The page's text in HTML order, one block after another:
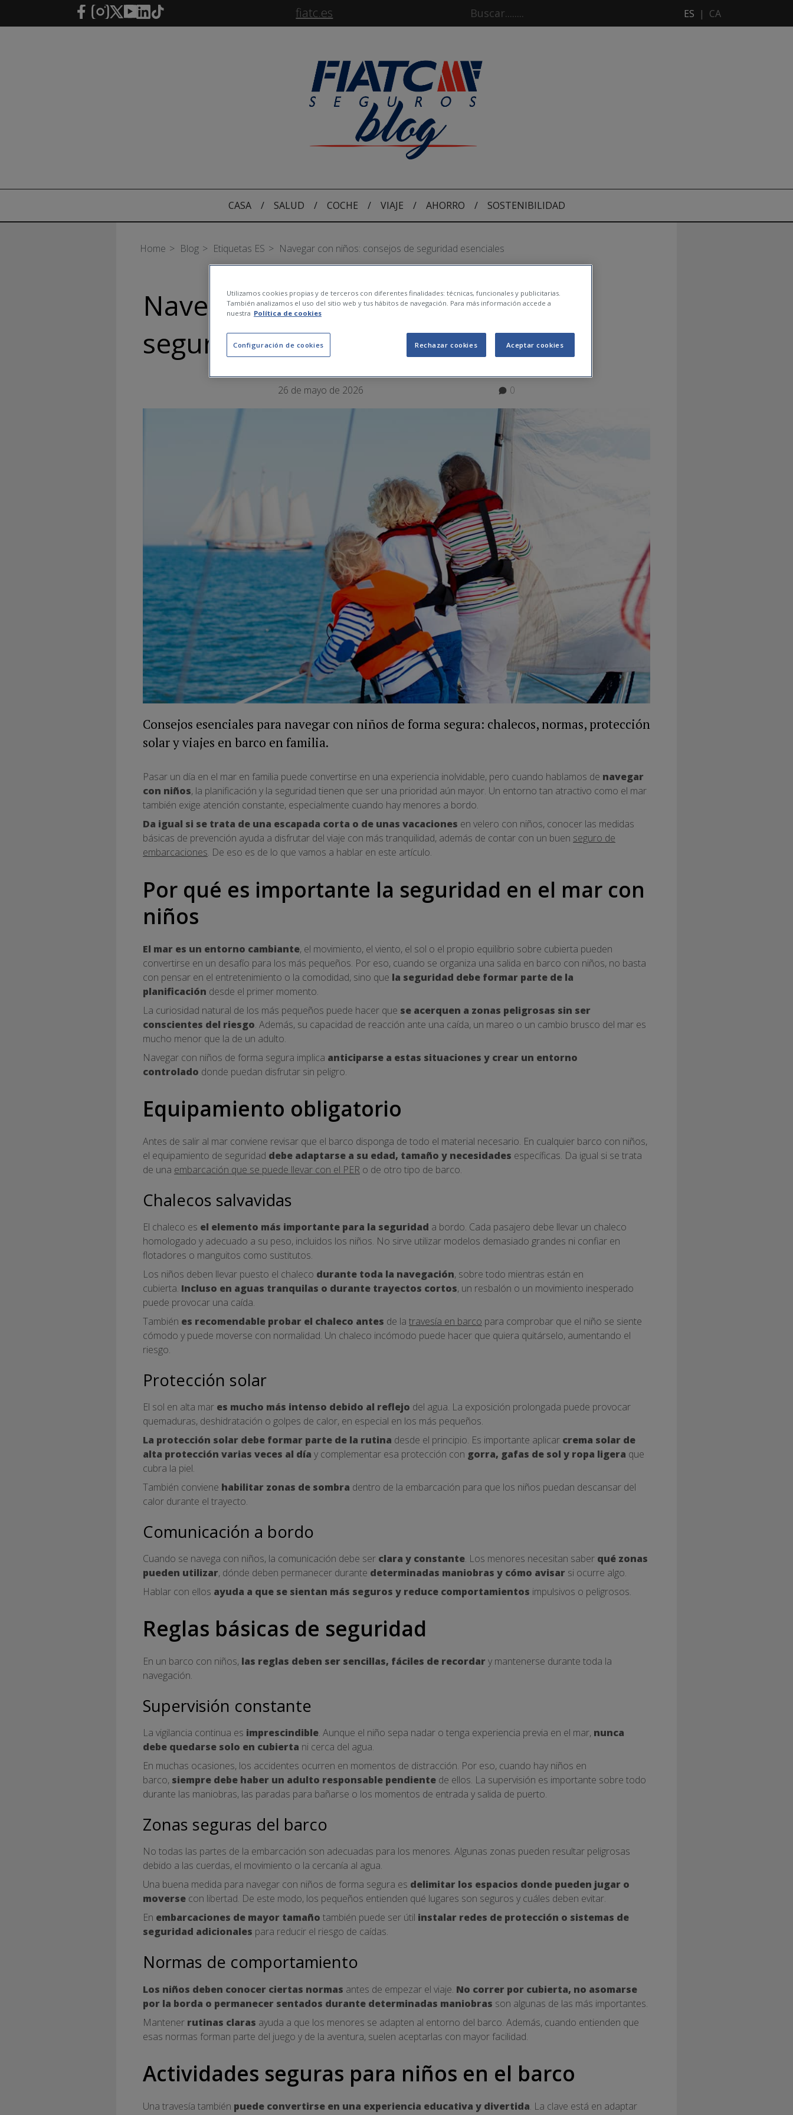
Saltar al contenido principal fiatc.es ES | CA
CASA / SALUD / COCHE / VIAJE / AHORRO / SOSTENIBILIDAD
Home Blog Etiquetas ES Navegar con niños: consejos de seguridad esenciales
Navegar con niños: consejos de
seguridad esenciales
26 de mayo de 2026 0
Consejos esenciales para navegar con niños de forma segura: chalecos, normas, protección
solar y viajes en barco en familia.
Pasar un día en el mar en familia puede convertirse en una experiencia inolvidable, pero cuando hablamos de navegar
con niños, la planificación y la seguridad tienen que ser una prioridad aún mayor. Un entorno tan atractivo como el mar
también exige atención constante, especialmente cuando hay menores a bordo.
Da igual si se trata de una escapada corta o de unas vacaciones en velero con niños, conocer las medidas
básicas de prevención ayuda a disfrutar del viaje con más tranquilidad, además de contar con un buen seguro de
embarcaciones. De eso es de lo que vamos a hablar en este artículo.
Por qué es importante la seguridad en el mar con
niños
El mar es un entorno cambiante, el movimiento, el viento, el sol o el propio equilibrio sobre cubierta pueden
convertirse en un desafío para los más pequeños. Por eso, cuando se organiza una salida en barco con niños, no basta
con pensar en el entretenimiento o la comodidad, sino que la seguridad debe formar parte de la
planificación desde el primer momento.
La curiosidad natural de los más pequeños puede hacer que se acerquen a zonas peligrosas sin ser
conscientes del riesgo. Además, su capacidad de reacción ante una caída, un mareo o un cambio brusco del mar es
mucho menor que la de un adulto.
Navegar con niños de forma segura implica anticiparse a estas situaciones y crear un entorno
controlado donde puedan disfrutar sin peligro.
Equipamiento obligatorio
Antes de salir al mar conviene revisar que el barco disponga de todo el material necesario. En cualquier barco con niños,
el equipamiento de seguridad debe adaptarse a su edad, tamaño y necesidades específicas. Da igual si se trata
de una embarcación que se puede llevar con el PER o de otro tipo de barco.
Chalecos salvavidas
El chaleco es el elemento más importante para la seguridad a bordo. Cada pasajero debe llevar un chaleco
homologado y adecuado a su peso, incluidos los niños. No sirve utilizar modelos demasiado grandes ni confiar en
flotadores o manguitos como sustitutos.
Los niños deben llevar puesto el chaleco durante toda la navegación, sobre todo mientras están en
cubierta. Incluso en aguas tranquilas o durante trayectos cortos, un resbalón o un movimiento inesperado
puede provocar una caída.
También es recomendable probar el chaleco antes de la travesía en barco para comprobar que el niño se siente
cómodo y puede moverse con normalidad. Un chaleco incómodo puede hacer que quiera quitárselo, aumentando el
riesgo.
Protección solar
El sol en alta mar es mucho más intenso debido al reflejo del agua. La exposición prolongada puede provocar
quemaduras, deshidratación o golpes de calor, en especial en los más pequeños.
La protección solar debe formar parte de la rutina desde el principio. Es importante aplicar crema solar de
alta protección varias veces al día y complementar esa protección con gorra, gafas de sol y ropa ligera que
cubra la piel.
También conviene habilitar zonas de sombra dentro de la embarcación para que los niños puedan descansar del
calor durante el trayecto.
Comunicación a bordo
Cuando se navega con niños, la comunicación debe ser clara y constante. Los menores necesitan saber qué zonas
pueden utilizar, dónde deben permanecer durante determinadas maniobras y cómo avisar si ocurre algo.
Hablar con ellos ayuda a que se sientan más seguros y reduce comportamientos impulsivos o peligrosos.
Reglas básicas de seguridad
En un barco con niños, las reglas deben ser sencillas, fáciles de recordar y mantenerse durante toda la
navegación.
Supervisión constante
La vigilancia continua es imprescindible. Aunque el niño sepa nadar o tenga experiencia previa en el mar, nunca
debe quedarse solo en cubierta ni cerca del agua.
En muchas ocasiones, los accidentes ocurren en momentos de distracción. Por eso, cuando hay niños en
barco, siempre debe haber un adulto responsable pendiente de ellos. La supervisión es importante sobre todo
durante las maniobras, las paradas para bañarse o los momentos de entrada y salida de puerto.
Zonas seguras del barco
No todas las partes de la embarcación son adecuadas para los menores. Algunas zonas pueden resultar peligrosas
debido a las cuerdas, el movimiento o la cercanía al agua.
Una buena medida para navegar con niños de forma segura es delimitar los espacios donde pueden jugar o
moverse con libertad. De este modo, los pequeños entienden qué lugares son seguros y cuáles deben evitar.
En embarcaciones de mayor tamaño también puede ser útil instalar redes de protección o sistemas de
seguridad adicionales para reducir el riesgo de caídas.
Normas de comportamiento
Los niños deben conocer ciertas normas antes de empezar el viaje. No correr por cubierta, no asomarse
por la borda o permanecer sentados durante determinadas maniobras son algunas de las más importantes.
Mantener rutinas claras ayuda a que los menores se adapten al entorno del barco. Además, cuando entienden que
esas normas forman parte del juego y de la aventura, suelen aceptarlas con mayor facilidad.
Actividades seguras para niños en el barco
Una travesía también puede convertirse en una experiencia educativa y divertida. La clave está en adaptar
Utilizamos cookies propias y de terceros con diferentes finalidades: técnicas, funcionales y publicitarias.
También analizamos el uso del sitio web y tus hábitos de navegación. Para más información accede a
nuestra Política de cookies
Configuración de cookies Rechazar cookies Aceptar cookies